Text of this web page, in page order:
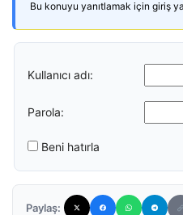
Bu konuyu yanıtlamak için giriş
Kullanıcı adı:
Parola:
Beni hatırla
Paylaş: